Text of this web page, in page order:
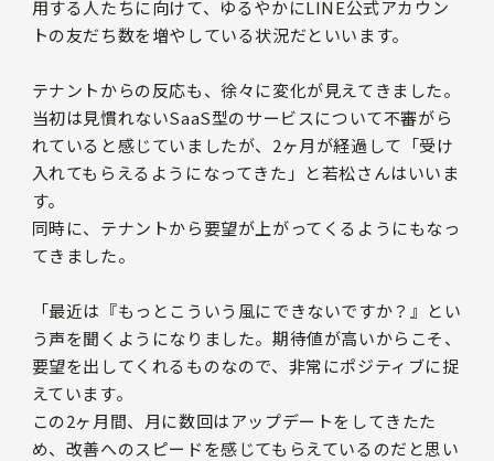
用する人たちに向けて、ゆるやかにLINE公式アカウン
トの友だち数を増やしている状況だといいます。
テナントからの反応も、徐々に変化が見えてきました。
当初は見慣れないSaaS型のサービスについて不審がら
れていると感じていましたが、2ヶ月が経過して「受け
入れてもらえるようになってきた」と若松さんはいいま
す。
同時に、テナントから要望が上がってくるようにもなっ
てきました。
「最近は『もっとこういう風にできないですか？』とい
う声を聞くようになりました。期待値が高いからこそ、
要望を出してくれるものなので、非常にポジティブに捉
えています。
この2ヶ月間、月に数回はアップデートをしてきたた
め、改善へのスピードを感じてもらえているのだと思い